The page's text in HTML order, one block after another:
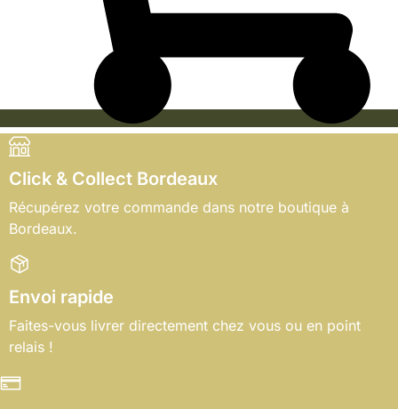
Click & Collect Bordeaux
Récupérez votre commande dans notre boutique à
Bordeaux.
Envoi rapide
Faites-vous livrer directement chez vous ou en point
relais !